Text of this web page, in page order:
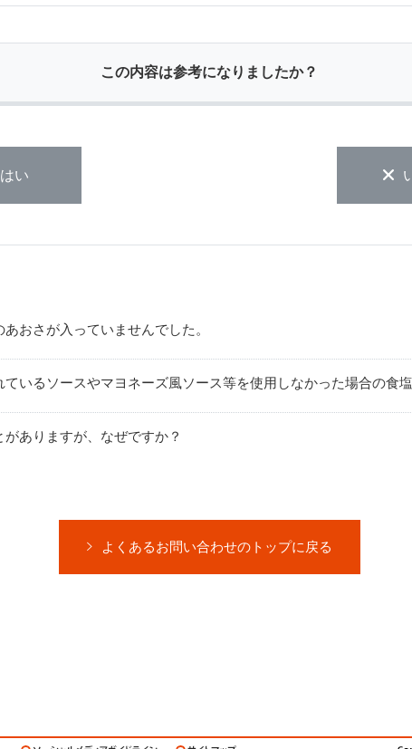
この内容は参考になりましたか？
はい
おさが入っていませんでした。
いるソースやマヨネーズ風ソース等を使用しなかった場合の食
ありますが、なぜですか？
よくあるお問い合わせのトップに戻る